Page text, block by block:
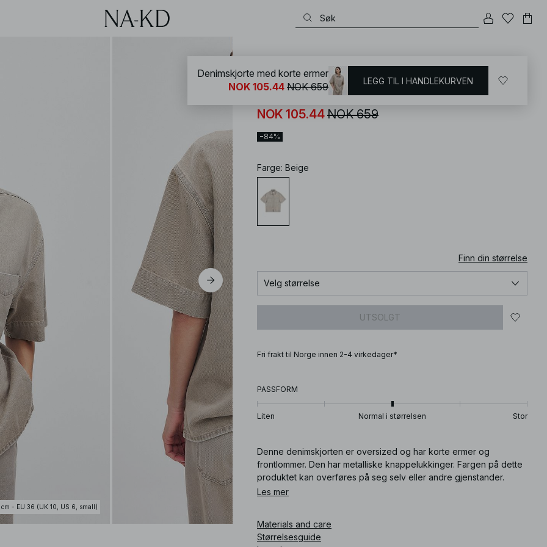
cm - EU 36 (UK 10, US 6, small)
Denimskjorte med korte ermer
NOK 105.44NOK 659
−84%
Farge: Beige
Finn din størrelse
Velg størrelse
UTSOLGT
Fri frakt til Norge innen 2-4 virkedager*
PASSFORM
Liten Normal i størrelsen Stor
Denne denimskjorten er oversized og har korte ermer og
frontlommer. Den har metalliske knappelukkinger. Fargen på dette
produktet kan overføres på seg selv eller andre gjenstander.
Unnvik kontakt med lysfargede overflater. Denne denimskjorten
Artikkelnummer:
Les mer
Materials and care
Størrelsesguide
Denimskjorte med korte ermer
NOK 105.44 NOK 659 LEGG TIL I HANDLEKURVEN